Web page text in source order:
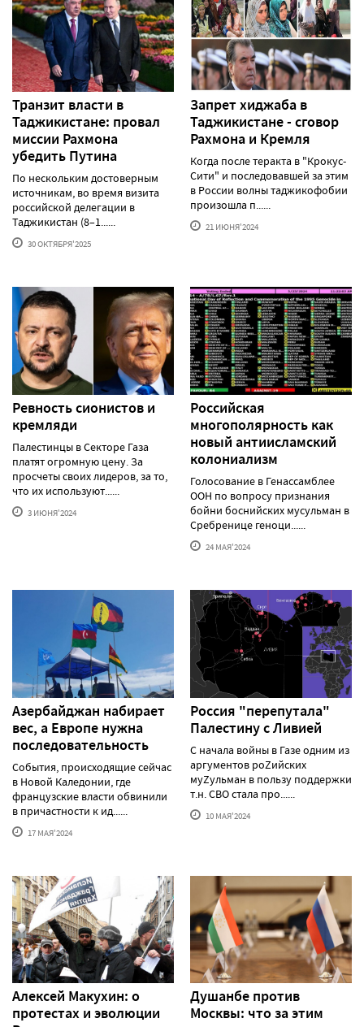
Транзит власти в
Таджикистане: провал
миссии Рахмона
убедить Путина
По нескольким достоверным
источникам, во время визита
российской делегации в
Таджикистан (8–1......
30 ОКТЯБРЯ'2025
Запрет хиджаба в
Таджикистане - сговор
Рахмона и Кремля
Когда после теракта в "Крокус-
Сити" и последовавшей за этим
в России волны таджикофобии
произошла п......
21 ИЮНЯ'2024
Ревность сионистов и
кремляди
Палестинцы в Секторе Газа
платят огромную цену. За
просчеты своих лидеров, за то,
что их используют......
3 ИЮНЯ'2024
Российская
многополярность как
новый антиисламский
колониализм
Голосование в Генассамблее
ООН по вопросу признания
бойни боснийских мусульман в
Сребренице геноци......
24 МАЯ'2024
Азербайджан набирает
вес, а Европе нужна
последовательность
События, происходящие сейчас
в Новой Каледонии, где
французские власти обвинили
в причастности к ид......
17 МАЯ'2024
Россия "перепутала"
Палестину с Ливией
С начала войны в Газе одним из
аргументов роZийских
муZульман в пользу поддержки
т.н. СВО стала про......
10 МАЯ'2024
Алексей Макуxин: о
протестаx и эволюции
Душанбе против
Москвы: что за этим